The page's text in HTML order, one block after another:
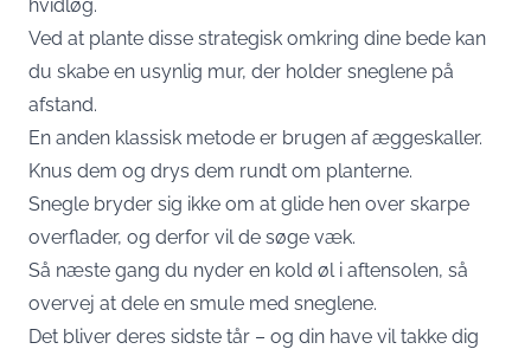
hvidløg.
Ved at plante disse strategisk omkring dine bede kan
du skabe en usynlig mur, der holder sneglene på
afstand.
En anden klassisk metode er brugen af æggeskaller.
Knus dem og drys dem rundt om planterne.
Snegle bryder sig ikke om at glide hen over skarpe
overflader, og derfor vil de søge væk.
Så næste gang du nyder en kold øl i aftensolen, så
overvej at dele en smule med sneglene.
Det bliver deres sidste tår – og din have vil takke dig